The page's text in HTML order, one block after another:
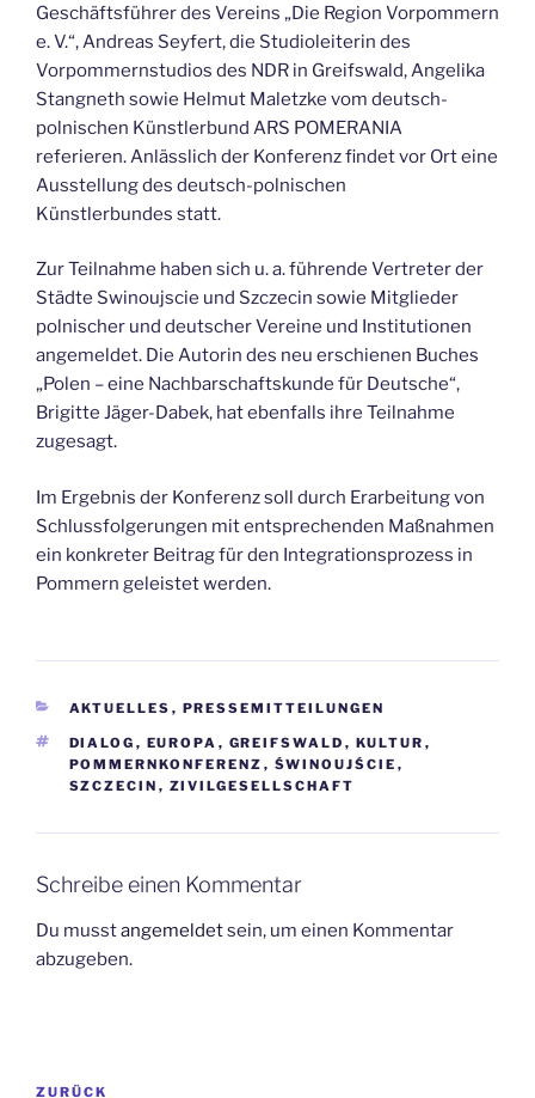
Geschäftsführer des Vereins „Die Region Vorpommern
e. V.“, Andreas Seyfert, die Studioleiterin des
Vorpommernstudios des NDR in Greifswald, Angelika
Stangneth sowie Helmut Maletzke vom deutsch-
polnischen Künstlerbund ARS POMERANIA
referieren. Anlässlich der Konferenz findet vor Ort eine
Ausstellung des deutsch-polnischen
Künstlerbundes statt.
Zur Teilnahme haben sich u. a. führende Vertreter der
Städte Swinoujscie und Szczecin sowie Mitglieder
polnischer und deutscher Vereine und Institutionen
angemeldet. Die Autorin des neu erschienen Buches
„Polen – eine Nachbarschaftskunde für Deutsche“,
Brigitte Jäger-Dabek, hat ebenfalls ihre Teilnahme
zugesagt.
Im Ergebnis der Konferenz soll durch Erarbeitung von
Schlussfolgerungen mit entsprechenden Maßnahmen
ein konkreter Beitrag für den Integrationsprozess in
Pommern geleistet werden.
KATEGORIEN
AKTUELLES , PRESSEMITTEILUNGEN
SCHLAGWÖRTER
DIALOG , EUROPA , GREIFSWALD , KULTUR ,
POMMERNKONFERENZ , ŚWINOUJŚCIE ,
SZCZECIN , ZIVILGESELLSCHAFT
Schreibe einen Kommentar
Du musstangemeldetsein, um einen Kommentar
abzugeben.
Beitragsnavigation
ZURÜCK